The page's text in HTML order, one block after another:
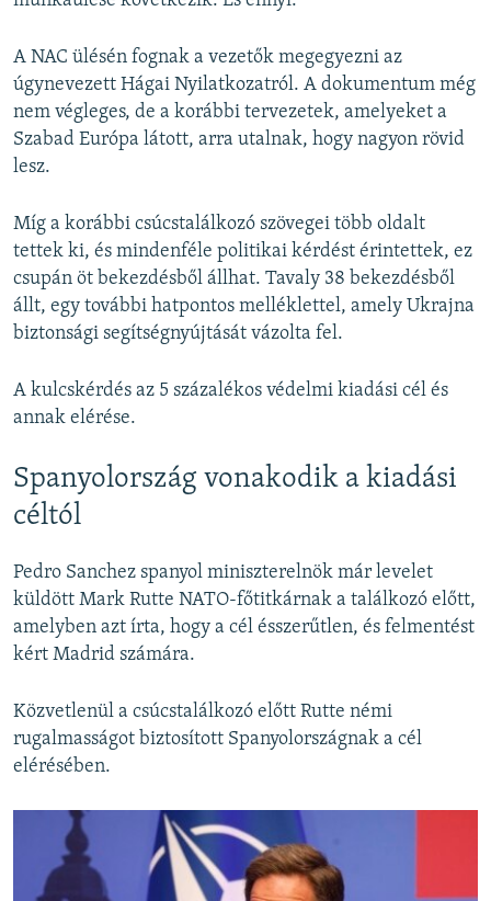
A NAC ülésén fognak a vezetők megegyezni az
úgynevezett Hágai Nyilatkozatról. A dokumentum még
nem végleges, de a korábbi tervezetek, amelyeket a
Szabad Európa látott, arra utalnak, hogy nagyon rövid
lesz.
Míg a korábbi csúcstalálkozó szövegei több oldalt
tettek ki, és mindenféle politikai kérdést érintettek, ez
csupán öt bekezdésből állhat. Tavaly 38 bekezdésből
állt, egy további hatpontos melléklettel, amely Ukrajna
biztonsági segítségnyújtását vázolta fel.
A kulcskérdés az 5 százalékos védelmi kiadási cél és
annak elérése.
Spanyolország vonakodik a kiadási
céltól
Pedro Sanchez spanyol miniszterelnök már levelet
küldött Mark Rutte NATO-főtitkárnak a találkozó előtt,
amelyben azt írta, hogy a cél ésszerűtlen, és felmentést
kért Madrid számára.
Közvetlenül a csúcstalálkozó előtt Rutte némi
rugalmasságot biztosított Spanyolországnak a cél
elérésében.